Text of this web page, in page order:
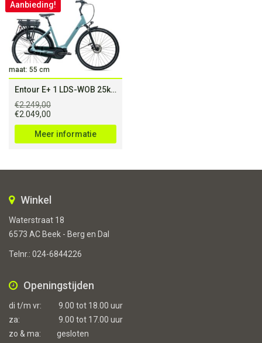
maat: 55 cm
Aanbieding!
Entour E+ 1 LDS-WOB 25km/h L Soap Suds
€2.249,00
Oorspronkelijke
prijs
€2.249,00.
€2.049,00
prijs
is:
€2.049,00.
Meer informatie
Winkel
Waterstraat 18
6573 AC Beek - Berg en Dal
Telnr.: 024-6844226
Openingstijden
di t/m vr:
9.00 tot 18.00 uur
za:
9.00 tot 17.00 uur
zo & ma:
gesloten